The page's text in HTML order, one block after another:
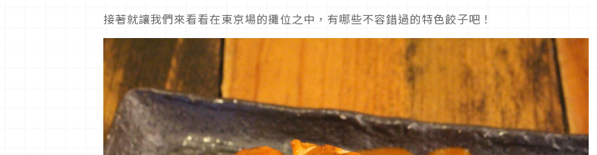
接著就讓我們來看看在東京場的攤位之中，有哪些不容錯過的特色餃子吧！